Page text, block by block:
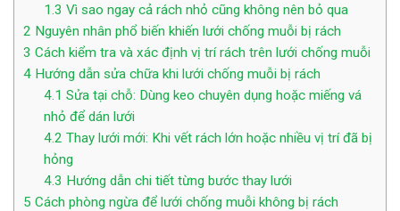
1.3 Vì sao ngay cả rách nhỏ cũng không nên bỏ qua
2 Nguyên nhân phổ biến khiến lưới chống muỗi bị rách
3 Cách kiểm tra và xác định vị trí rách trên lưới chống muỗi
4 Hướng dẫn sửa chữa khi lưới chống muỗi bị rách
4.1 Sửa tại chỗ: Dùng keo chuyên dụng hoặc miếng vá
nhỏ để dán lưới
4.2 Thay lưới mới: Khi vết rách lớn hoặc nhiều vị trí đã bị
hỏng
4.3 Hướng dẫn chi tiết từng bước thay lưới
5 Cách phòng ngừa để lưới chống muỗi không bị rách